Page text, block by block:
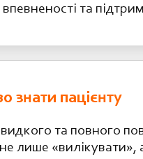
та
знати пацієнту
та повного
лише